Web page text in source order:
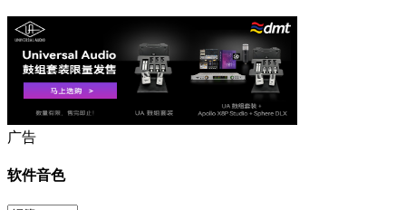
广告
软件音色